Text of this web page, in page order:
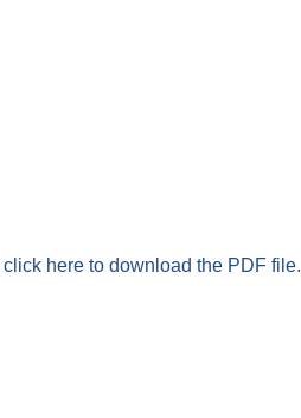
click here to download the PDF file.